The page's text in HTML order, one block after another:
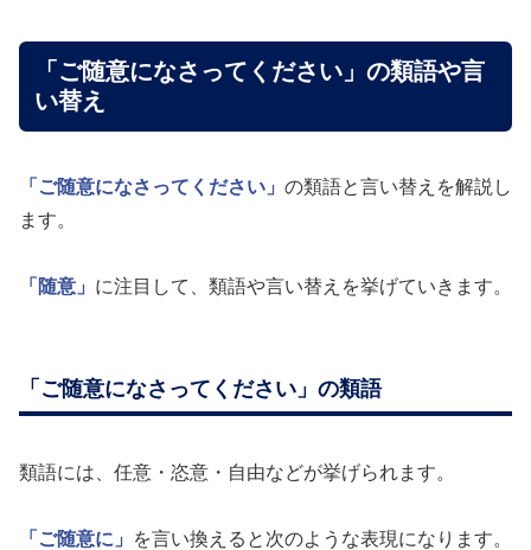
「ご随意になさってください」の類語や言
い替え
「ご随意になさってください」 の類語と言い替えを解説し
ます。
「随意」 に注目して、類語や言い替えを挙げていきます。
「ご随意になさってください」の類語
類語には、任意・恣意・自由などが挙げられます。
「ご随意に」 を言い換えると次のような表現になります。